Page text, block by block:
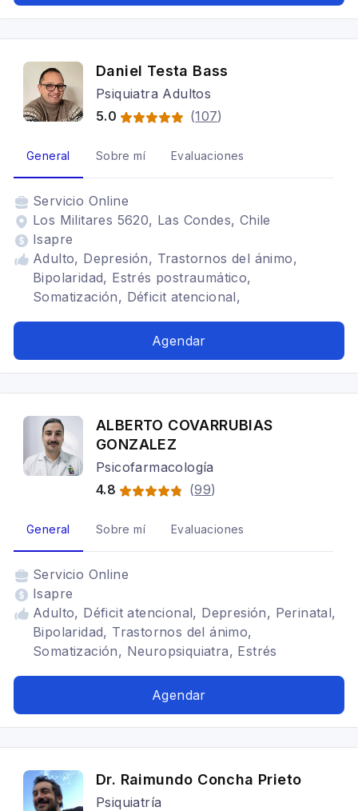
Daniel Testa Bass
Psiquiatra Adultos
5.0
(107)
General Sobre mí Evaluaciones
Servicio Online
Los Militares 5620, Las Condes, Chile
Isapre
Adulto, Depresión, Trastornos del ánimo,
Bipolaridad, Estrés postraumático,
Somatización, Déficit atencional,
Agendar
ALBERTO COVARRUBIAS
GONZALEZ
Psicofarmacología
4.8
(99)
General Sobre mí Evaluaciones
Servicio Online
Isapre
Adulto, Déficit atencional, Depresión, Perinatal,
Bipolaridad, Trastornos del ánimo,
Somatización, Neuropsiquiatra, Estrés
Trastorno del Espectro Autista, Trastorno por
porstparto, Depresion irritable, Depresión
bipolar, Trastorno de Personalidad Límite,
Trastorno de personalidad Borderline, Trastorno
de Estres Postraumático (TEPT)
Agendar
Dr. Raimundo Concha Prieto
Psiquiatría